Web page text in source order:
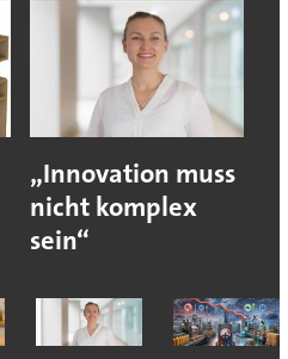
„Innovation muss
nicht komplex
sein“